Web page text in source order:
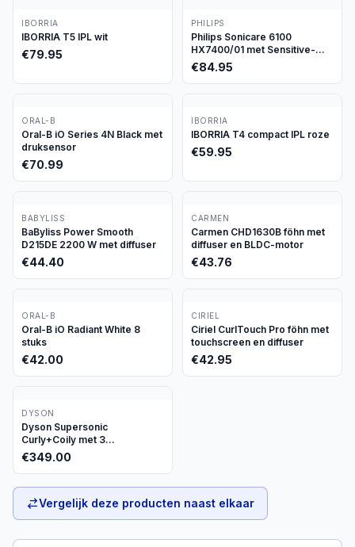
IBORRIA
IBORRIA T5 IPL wit
€79.95
PHILIPS
Philips Sonicare 6100
HX7400/01 met Sensitive-
stand
€84.95
ORAL-B
Oral-B iO Series 4N Black met
druksensor
€70.99
IBORRIA
IBORRIA T4 compact IPL roze
€59.95
BABYLISS
BaByliss Power Smooth
D215DE 2200 W met diffuser
€44.40
CARMEN
Carmen CHD1630B föhn met
diffuser en BLDC-motor
€43.76
ORAL-B
Oral-B iO Radiant White 8
stuks
€42.00
CIRIEL
Ciriel CurlTouch Pro föhn met
touchscreen en diffuser
€42.95
DYSON
Dyson Supersonic
Curly+Coily met 3
opzetstukken
€349.00
Vergelijk deze producten naast elkaar